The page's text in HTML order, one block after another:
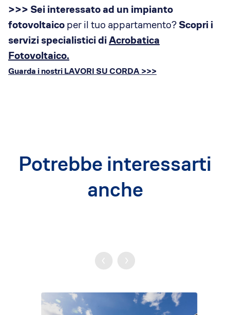
>>> Sei interessato ad un impianto
fotovoltaico per il tuo appartamento? Scopri i
servizi specialistici diAcrobatica
Fotovoltaico.
Guarda i nostri LAVORI SU CORDA >>>
Potrebbe interessarti
anche